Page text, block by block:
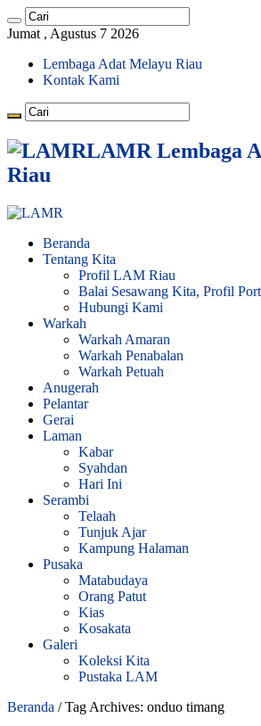
Jumat , Agustus 7 2026
Lembaga Adat Melayu Riau
Kontak Kami
LAMR Lembaga
Riau
Beranda
Tentang Kita
Profil LAM Riau
Balai Sesawang Kita, Profil
Hubungi Kami
Warkah
Warkah Amaran
Warkah Penabalan
Warkah Petuah
Anugerah
Pelantar
Gerai
Laman
Kabar
Syahdan
Hari Ini
Serambi
Telaah
Tunjuk Ajar
Kampung Halaman
Pusaka
Matabudaya
Orang Patut
Kias
Kosakata
Galeri
Koleksi Kita
Pustaka LAM
Beranda / Tag Archives: onduo timang